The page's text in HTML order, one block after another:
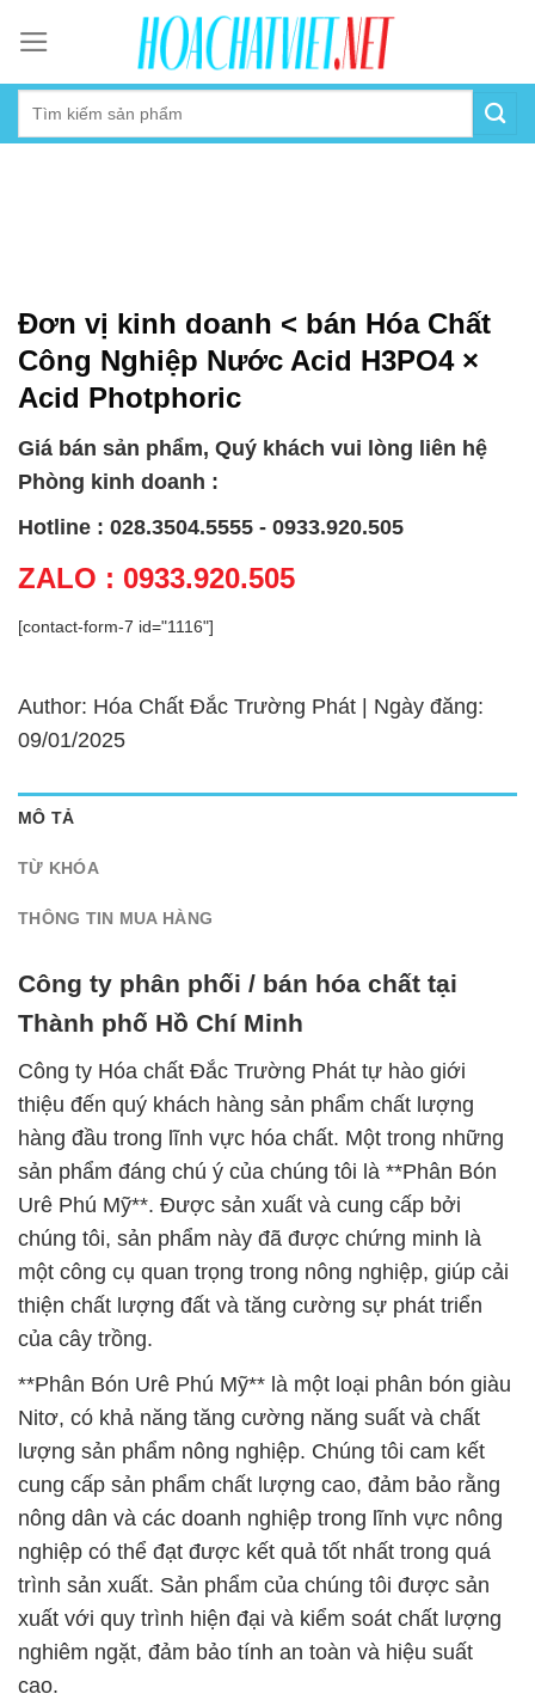
content
Đơn vị kinh doanh < bán Hóa Chất
Công Nghiệp Nước Acid H3PO4 ×
Acid Photphoric
Giá bán sản phẩm, Quý khách vui lòng liên hệ
Phòng kinh doanh :
Hotline : 028.3504.5555 - 0933.920.505
ZALO : 0933.920.505
[contact-form-7 id="1116"]
Author: Hóa Chất Đắc Trường Phát | Ngày đăng:
09/01/2025
MÔ TẢ
TỪ KHÓA
THÔNG TIN MUA HÀNG
Công ty phân phối / bán hóa chất tại
Thành phố Hồ Chí Minh
Công ty Hóa chất Đắc Trường Phát tự hào giới
thiệu đến quý khách hàng sản phẩm chất lượng
hàng đầu trong lĩnh vực hóa chất. Một trong những
sản phẩm đáng chú ý của chúng tôi là **Phân Bón
Urê Phú Mỹ**. Được sản xuất và cung cấp bởi
chúng tôi, sản phẩm này đã được chứng minh là
một công cụ quan trọng trong nông nghiệp, giúp cải
thiện chất lượng đất và tăng cường sự phát triển
của cây trồng.
**Phân Bón Urê Phú Mỹ** là một loại phân bón giàu
Nitơ, có khả năng tăng cường năng suất và chất
lượng sản phẩm nông nghiệp. Chúng tôi cam kết
cung cấp sản phẩm chất lượng cao, đảm bảo rằng
nông dân và các doanh nghiệp trong lĩnh vực nông
nghiệp có thể đạt được kết quả tốt nhất trong quá
trình sản xuất. Sản phẩm của chúng tôi được sản
xuất với quy trình hiện đại và kiểm soát chất lượng
nghiêm ngặt, đảm bảo tính an toàn và hiệu suất
cao.